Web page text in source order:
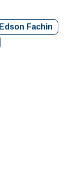
Edson Fachin